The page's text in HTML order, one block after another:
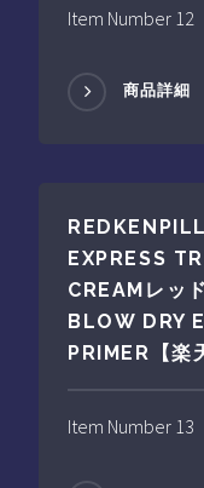
Item Number 12
商品詳細
EXPRESS
CREAMレッ
BLOW DRY
PRIMER【楽
Item Number 13